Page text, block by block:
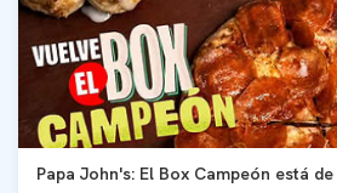
Papa John's: El Box Campeón está